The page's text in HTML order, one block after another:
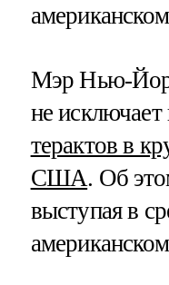
Мэр Нью-
не
терактов в
США. Об
выступая в